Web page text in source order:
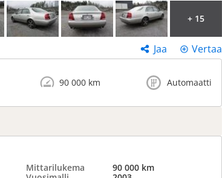
+ 15
Jaa Vertaa
90 000 km Automaatti
Mittarilukema
90 000 km